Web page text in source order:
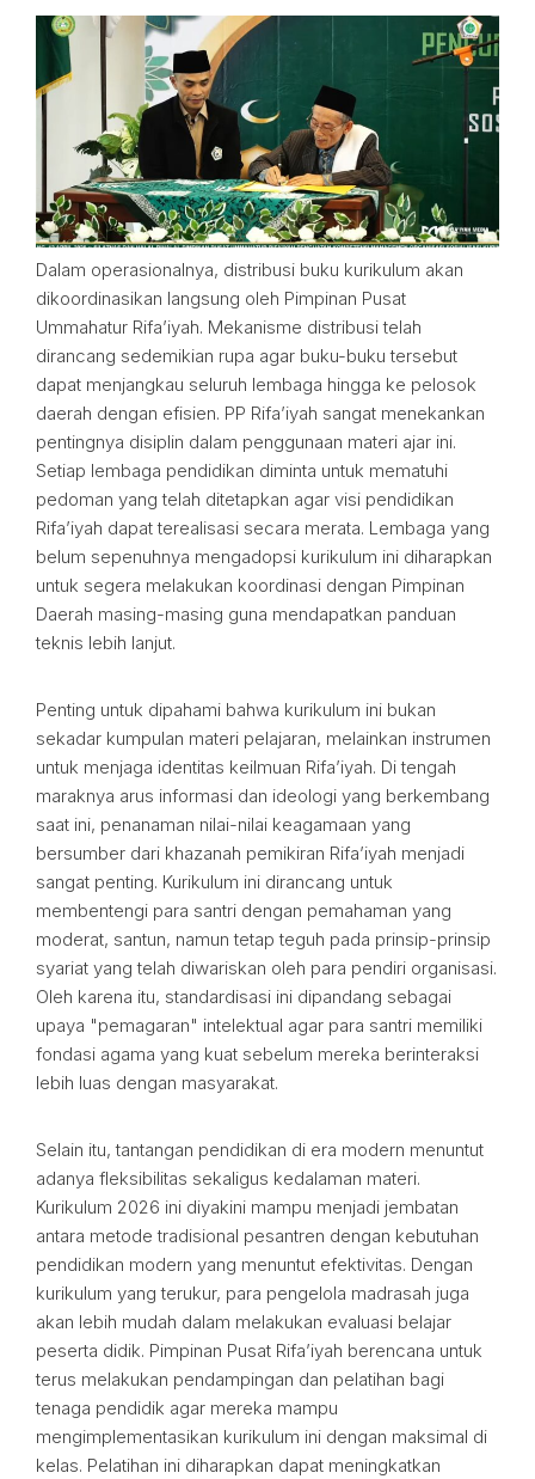
Dalam operasionalnya, distribusi buku kurikulum akan
dikoordinasikan langsung oleh Pimpinan Pusat
Ummahatur Rifa’iyah. Mekanisme distribusi telah
dirancang sedemikian rupa agar buku-buku tersebut
dapat menjangkau seluruh lembaga hingga ke pelosok
daerah dengan efisien. PP Rifa’iyah sangat menekankan
pentingnya disiplin dalam penggunaan materi ajar ini.
Setiap lembaga pendidikan diminta untuk mematuhi
pedoman yang telah ditetapkan agar visi pendidikan
Rifa’iyah dapat terealisasi secara merata. Lembaga yang
belum sepenuhnya mengadopsi kurikulum ini diharapkan
untuk segera melakukan koordinasi dengan Pimpinan
Daerah masing-masing guna mendapatkan panduan
teknis lebih lanjut.
Penting untuk dipahami bahwa kurikulum ini bukan
sekadar kumpulan materi pelajaran, melainkan instrumen
untuk menjaga identitas keilmuan Rifa’iyah. Di tengah
maraknya arus informasi dan ideologi yang berkembang
saat ini, penanaman nilai-nilai keagamaan yang
bersumber dari khazanah pemikiran Rifa’iyah menjadi
sangat penting. Kurikulum ini dirancang untuk
membentengi para santri dengan pemahaman yang
moderat, santun, namun tetap teguh pada prinsip-prinsip
syariat yang telah diwariskan oleh para pendiri organisasi.
Oleh karena itu, standardisasi ini dipandang sebagai
upaya "pemagaran" intelektual agar para santri memiliki
fondasi agama yang kuat sebelum mereka berinteraksi
lebih luas dengan masyarakat.
Selain itu, tantangan pendidikan di era modern menuntut
adanya fleksibilitas sekaligus kedalaman materi.
Kurikulum 2026 ini diyakini mampu menjadi jembatan
antara metode tradisional pesantren dengan kebutuhan
pendidikan modern yang menuntut efektivitas. Dengan
kurikulum yang terukur, para pengelola madrasah juga
akan lebih mudah dalam melakukan evaluasi belajar
peserta didik. Pimpinan Pusat Rifa’iyah berencana untuk
terus melakukan pendampingan dan pelatihan bagi
tenaga pendidik agar mereka mampu
mengimplementasikan kurikulum ini dengan maksimal di
kelas. Pelatihan ini diharapkan dapat meningkatkan